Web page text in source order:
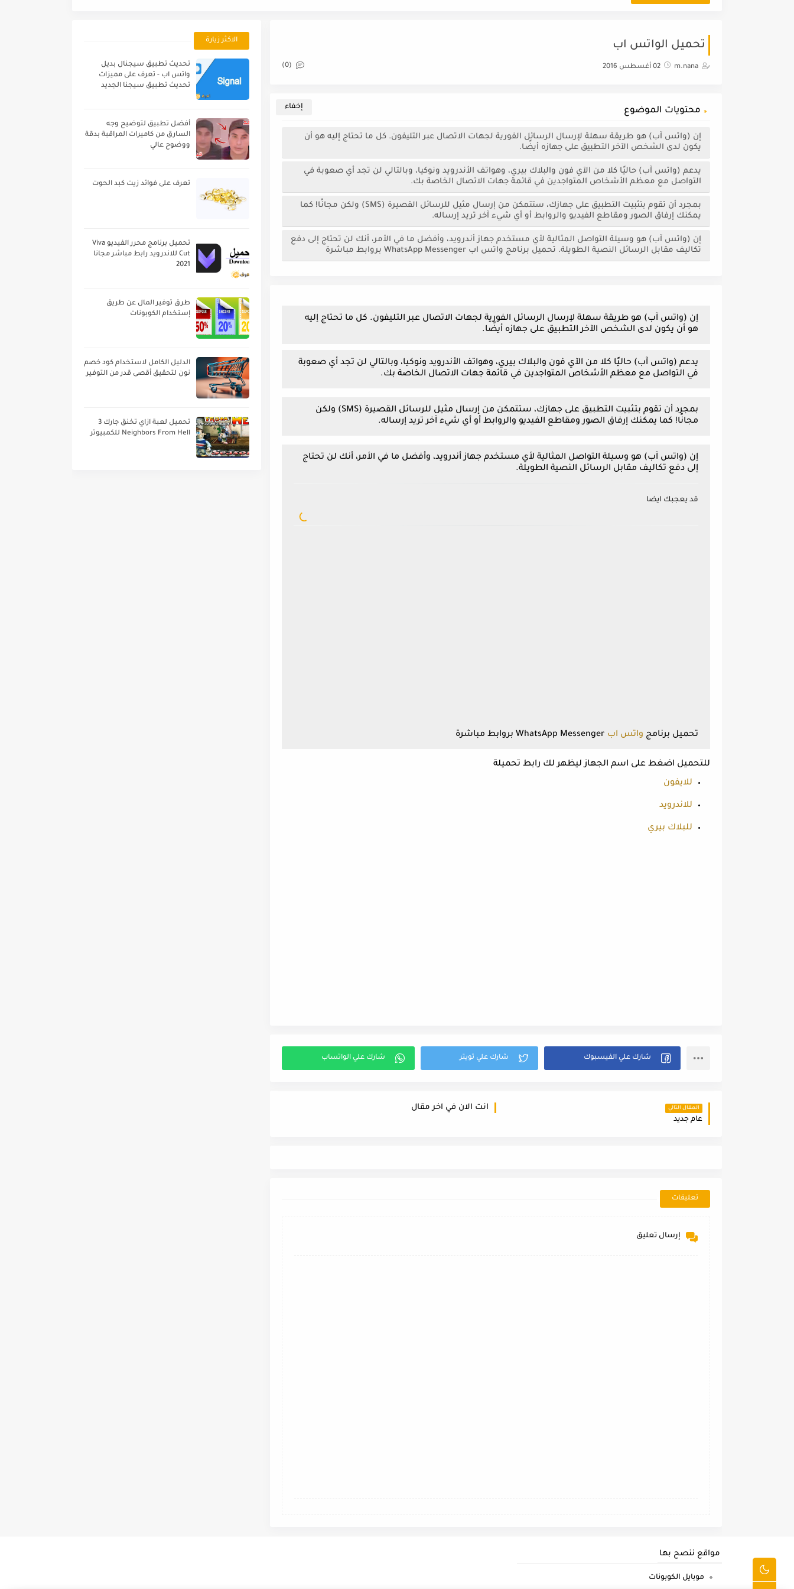
تحميل الواتس اب
m.nana 02 أغسطس 2016 (0)
محتويات الموضوع
إن (واتس آب) هو طريقة سهلة لإرسال الرسائل الفورية لجهات الاتصال عبر التليفون. كل ما تحتاج إليه هو أن
يكون لدى الشخص الآخر التطبيق على جهازه أيضًا.
يدعم (واتس آب) حاليًا كلا من الآي فون والبلاك بيري، وهواتف الأندرويد ونوكيا، وبالتالي لن تجد أي صعوبة في
التواصل مع معظم الأشخاص المتواجدين في قائمة جهات الاتصال الخاصة بك.
بمجرد أن تقوم بتثبيت التطبيق على جهازك، ستتمكن من إرسال مثيل للرسائل القصيرة (SMS) ولكن مجانًا! كما
يمكنك إرفاق الصور ومقاطع الفيديو والروابط أو أي شيء آخر تريد إرساله.
إن (واتس آب) هو وسيلة التواصل المثالية لأي مستخدم جهاز أندرويد، وأفضل ما في الأمر، أنك لن تحتاج إلى دفع
تكاليف مقابل الرسائل النصية الطويلة. تحميل برنامج واتس اب WhatsApp Messenger بروابط مباشرة
إن (واتس آب) هو طريقة سهلة لإرسال الرسائل الفورية لجهات الاتصال عبر التليفون. كل ما تحتاج إليه
هو أن يكون لدى الشخص الآخر التطبيق على جهازه أيضًا.
يدعم (واتس آب) حاليًا كلا من الآي فون والبلاك بيري، وهواتف الأندرويد ونوكيا، وبالتالي لن تجد أي صعوبة
في التواصل مع معظم الأشخاص المتواجدين في قائمة جهات الاتصال الخاصة بك.
بمجرد أن تقوم بتثبيت التطبيق على جهازك، ستتمكن من إرسال مثيل للرسائل القصيرة (SMS) ولكن
مجانًا! كما يمكنك إرفاق الصور ومقاطع الفيديو والروابط أو أي شيء آخر تريد إرساله.
إن (واتس آب) هو وسيلة التواصل المثالية لأي مستخدم جهاز أندرويد، وأفضل ما في الأمر، أنك لن تحتاج
إلى دفع تكاليف مقابل الرسائل النصية الطويلة.
قد يعجبك ايضا
تحميل برنامج واتس اب
للتحميل اضغط على اسم الجهاز ليظهر لك رابط تحميلة
للايفون
للاندرويد
للبلاك بيري
المقال التالي
عام جديد
انت الان في اخر مقال
تعليقات
إرسال تعليق
الاكثر زيارة
تحديث تطبيق سيجنال بديل
واتس اب - تعرف على مميزات
تحديث تطبيق سيجنا الجديد
أفضل تطبيق لتوضيح وجه
السارق من كاميرات المراقبة بدقة
ووضوح عالي
تعرف على فوائد زيت كبد الحوت
تحميل برنامج محرر الفيديو Viva
Cut للاندرويد رابط مباشر مجانا
2021
طرق توفير المال عن طريق
إستخدام الكوبونات
الدليل الكامل لاستخدام كود خصم
نون لتحقيق أقصى قدر من التوفير
تحميل لعبة ازاي تخنق جارك 3
Neighbors From Hell للكمبيوتر
مواقع ننصح بها
موبايل الكوبونات